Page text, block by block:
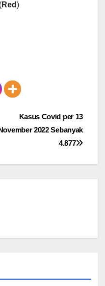
Red)
Kasus Covid per 13
2022 Sebanyak
4.877